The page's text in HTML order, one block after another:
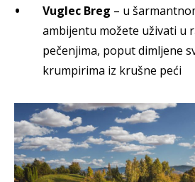
Vuglec Breg – u
ambijentu možete uživati u
pečenjima, poput dimljene
krumpirima iz krušne peći